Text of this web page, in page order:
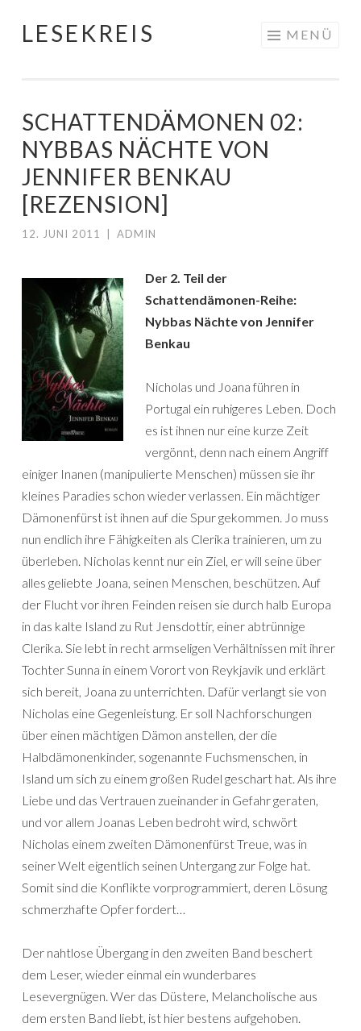
Springe
LESEKREIS MENÜ
SCHATTENDÄMONEN 02:
NYBBAS NÄCHTE VON
JENNIFER BENKAU
[REZENSION]
12. JUNI 2011 ADMIN
Der 2. Teil der
Schattendämonen-Reihe:
Nybbas Nächte von Jennifer
Benkau
Nicholas und Joana führen in
Portugal ein ruhigeres Leben. Doch
es ist ihnen nur eine kurze Zeit
vergönnt, denn nach einem Angriff
einiger Inanen (manipulierte Menschen) müssen sie ihr
kleines Paradies schon wieder verlassen. Ein mächtiger
Dämonenfürst ist ihnen auf die Spur gekommen. Jo muss
nun endlich ihre Fähigkeiten als Clerika trainieren, um zu
überleben. Nicholas kennt nur ein Ziel, er will seine über
alles geliebte Joana, seinen Menschen, beschützen. Auf
der Flucht vor ihren Feinden reisen sie durch halb Europa
in das kalte Island zu Rut Jensdottir, einer abtrünnige
Clerika. Sie lebt in recht armseligen Verhältnissen mit ihrer
Tochter Sunna in einem Vorort von Reykjavik und erklärt
sich bereit, Joana zu unterrichten. Dafür verlangt sie von
Nicholas eine Gegenleistung. Er soll Nachforschungen
über einen mächtigen Dämon anstellen, der die
Halbdämonenkinder, sogenannte Fuchsmenschen, in
Island um sich zu einem großen Rudel geschart hat. Als ihre
Liebe und das Vertrauen zueinander in Gefahr geraten,
und vor allem Joanas Leben bedroht wird, schwört
Nicholas einem zweiten Dämonenfürst Treue, was in
seiner Welt eigentlich seinen Untergang zur Folge hat.
Somit sind die Konflikte vorprogrammiert, deren Lösung
schmerzhafte Opfer fordert…
Der nahtlose Übergang in den zweiten Band beschert
dem Leser, wieder einmal ein wunderbares
Lesevergnügen. Wer das Düstere, Melancholische aus
dem ersten Band liebt, ist hier bestens aufgehoben.